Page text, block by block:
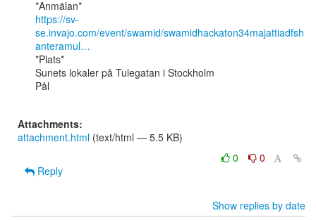
https://sv-
se.invajo.com/event/swamid/swamidhackaton34majattiadfsh
anteramul…
*Plats*
Sunets lokaler på Tulegatan i Stockholm
Pål
Attachments:
attachment.html (text/html — 5.5 KB)
0
0
Reply
Show replies by date